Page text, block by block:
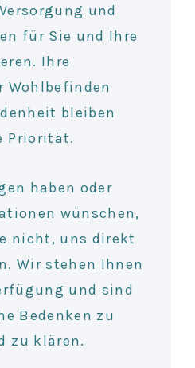
und
für Sie und Ihre
Ihre
Wohlbefinden
bleiben
Priorität.
haben oder
wünschen,
nicht, uns direkt
Wir stehen Ihnen
und sind
Bedenken zu
zu klären.